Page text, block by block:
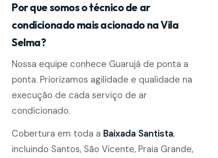
Por que somos o técnico de ar
condicionado mais acionado na Vila
Selma?
Nossa equipe conhece Guarujá de ponta a
ponta. Priorizamos agilidade e qualidade na
execução de cada serviço de ar
condicionado.
Cobertura em toda a Baixada Santista,
incluindo Santos, São Vicente, Praia Grande,